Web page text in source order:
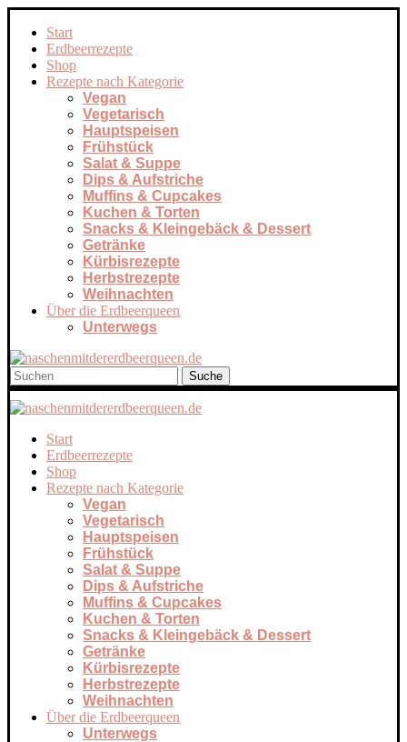
Start
Erdbeerrezepte
Shop
Rezepte nach Kategorie
Vegan
Vegetarisch
Hauptspeisen
Frühstück
Salat & Suppe
Dips & Aufstriche
Muffins & Cupcakes
Kuchen & Torten
Snacks & Kleingebäck & Dessert
Getränke
Kürbisrezepte
Herbstrezepte
Weihnachten
Über die Erdbeerqueen
Unterwegs
Suche
Start
Erdbeerrezepte
Shop
Rezepte nach Kategorie
Vegan
Vegetarisch
Hauptspeisen
Frühstück
Salat & Suppe
Dips & Aufstriche
Muffins & Cupcakes
Kuchen & Torten
Snacks & Kleingebäck & Dessert
Getränke
Kürbisrezepte
Herbstrezepte
Weihnachten
Über die Erdbeerqueen
Unterwegs